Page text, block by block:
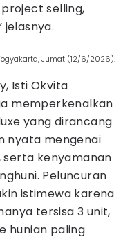
selling,
Jumat (12/6/2026).
Isti Okvita
memperkenalkan
yang dirancang
nyata mengenai
serta kenyamanan
Peluncuran
istimewa karena
tersisa 3 unit,
hunian paling